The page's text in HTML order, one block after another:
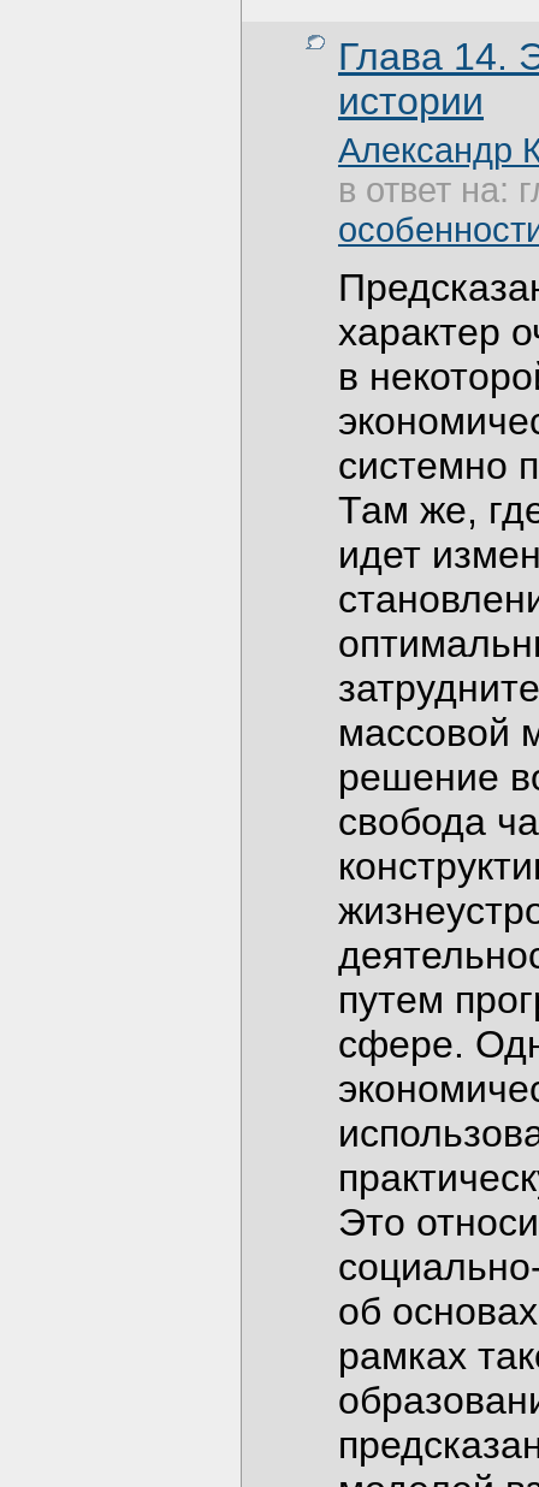
Глава 14.
истории
Александр
в ответ на:
характер
в
системно
Там же,
идет
массовой
решение
свобода
путем
сфере.
Это
об
рамках